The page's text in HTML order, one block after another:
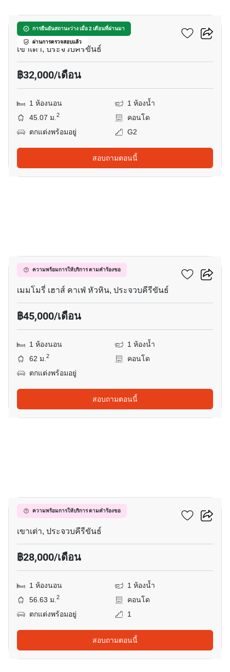
การยืนยันสถานะว่าง เมื่อ 2 เดือนที่ผ่านมา
ผ่านการตรวจสอบแล้ว
วันเวลา หัวหิน-เขาเต่า
เขาเต่า, ประจวบคีรีขันธ์
฿32,000/เดือน
1 ห้องนอน
1 ห้องน้ำ
45.07 ม.2
คอนโด
ตกแต่งพร้อมอยู่
G2
สอบถามตอนนี้
ความพร้อมการให้บริการ ตามคำร้องขอ
เซโลน่า เขาเต่า
เมมโมรี่ เฮาส์ คาเฟ่ หัวหิน, ประจวบคีรีขันธ์
฿45,000/เดือน
1 ห้องนอน
1 ห้องน้ำ
62 ม.2
คอนโด
ตกแต่งพร้อมอยู่
สอบถามตอนนี้
ความพร้อมการให้บริการ ตามคำร้องขอ
วันเวลา หัวหิน-เขาเต่า
เขาเต่า, ประจวบคีรีขันธ์
฿28,000/เดือน
1 ห้องนอน
1 ห้องน้ำ
56.63 ม.2
คอนโด
ตกแต่งพร้อมอยู่
1
สอบถามตอนนี้